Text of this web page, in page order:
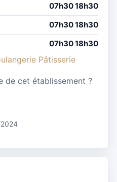
07h30 18h30
07h30 18h30
07h30 18h30
Pâtisserie
de cet établissement ?